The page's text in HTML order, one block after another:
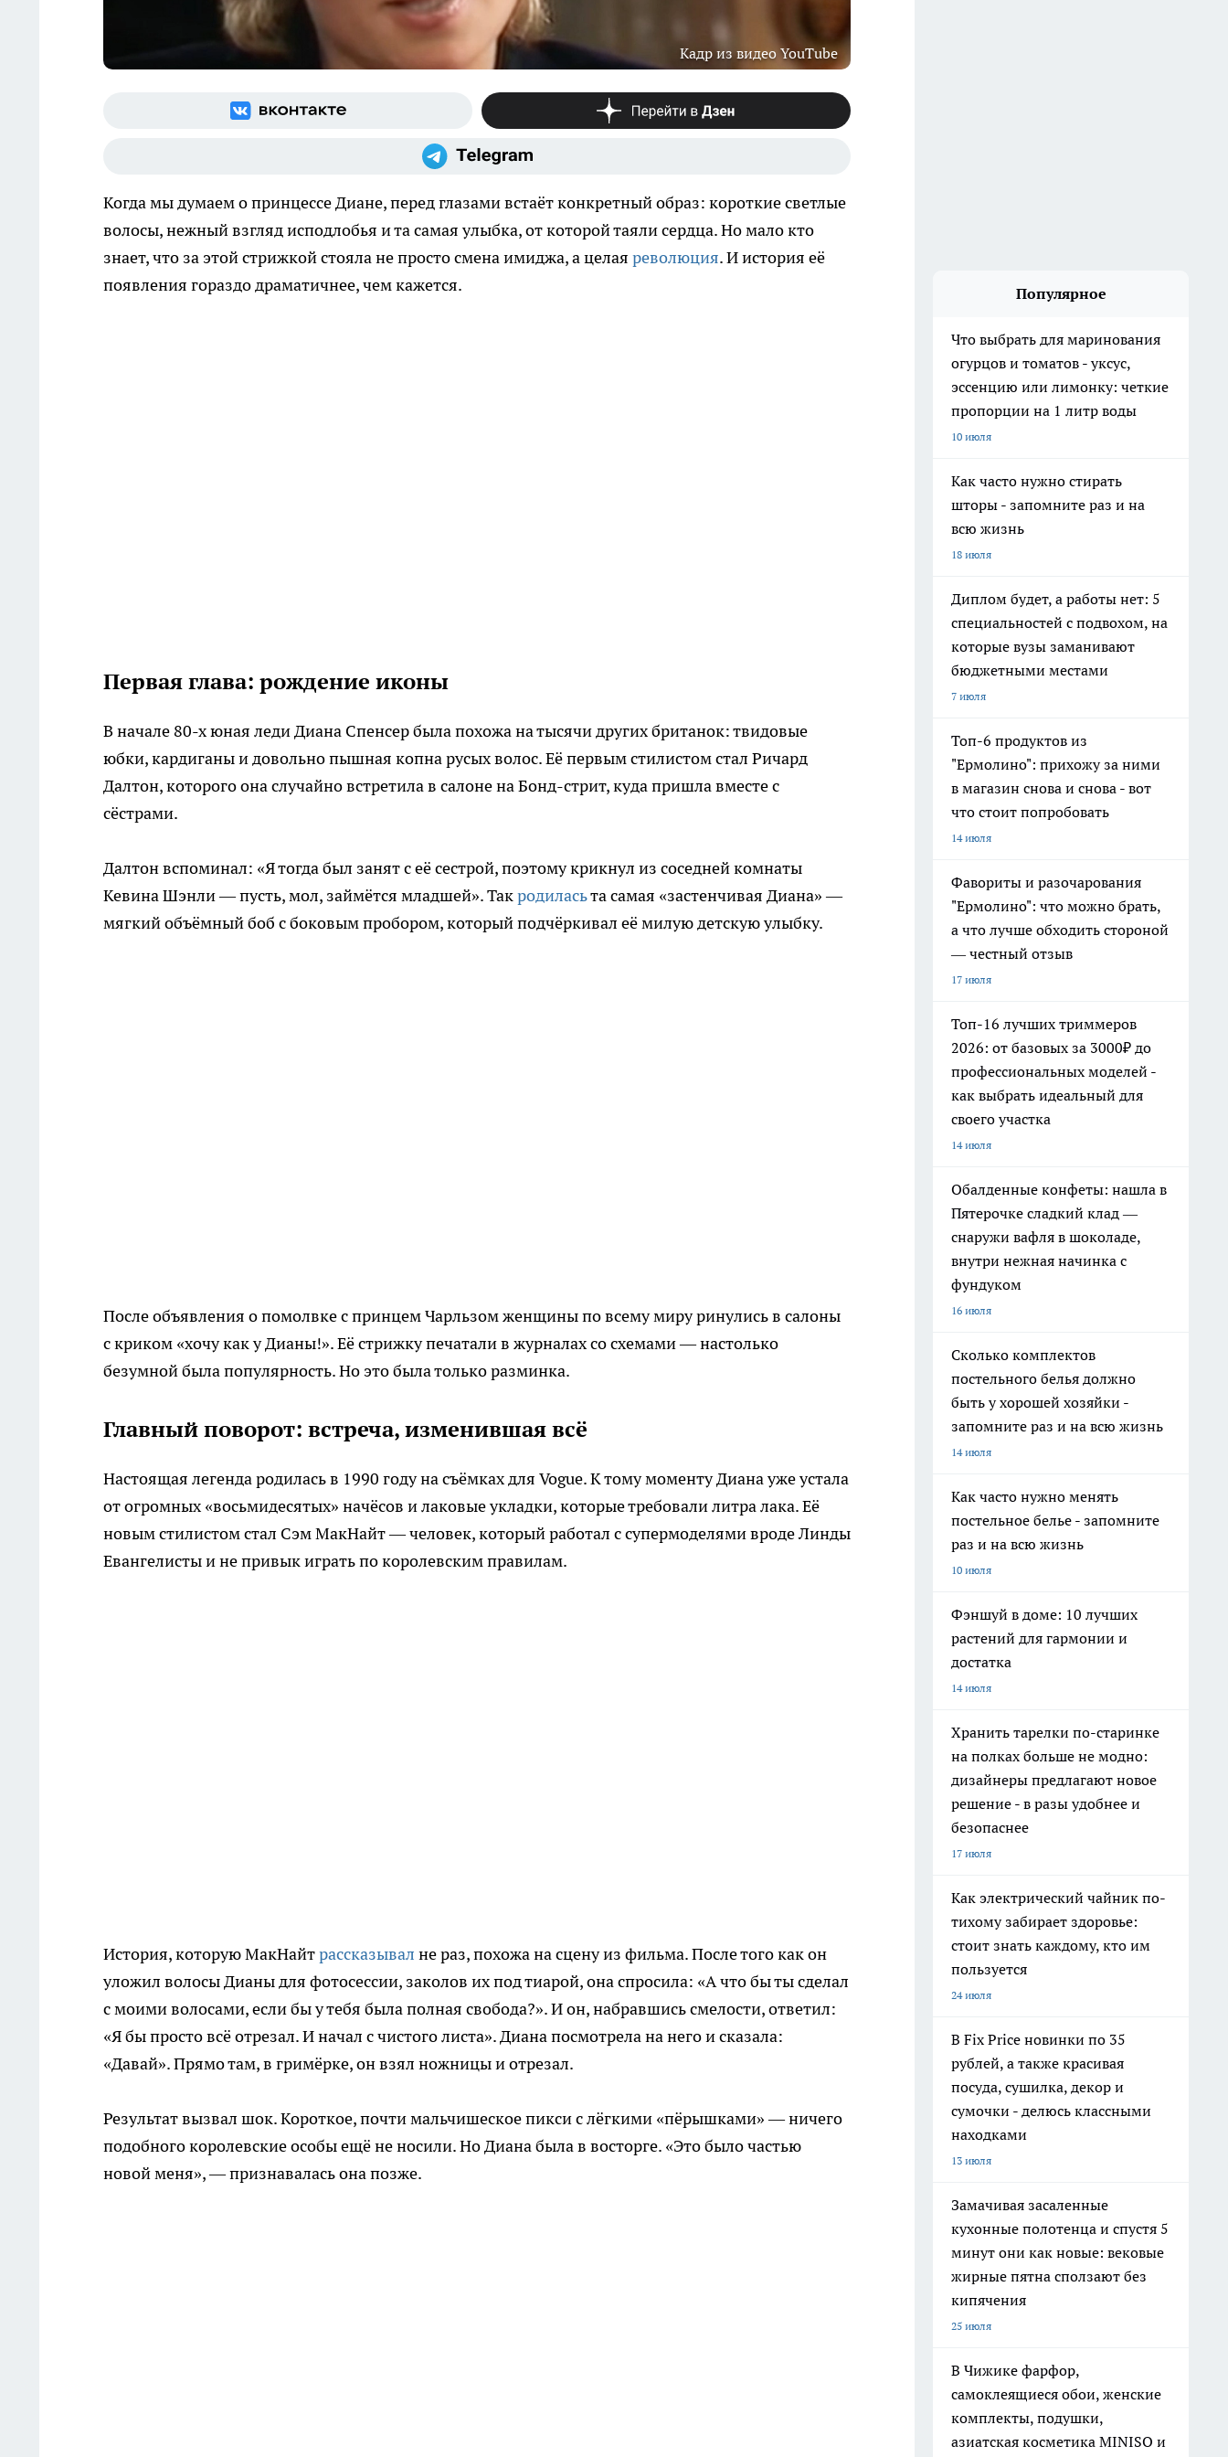
Кадр из видео YouTube
Когда мы думаем о принцессе Диане, перед глазами встаёт конкретный образ: короткие светлые
волосы, нежный взгляд исподлобья и та самая улыбка, от которой таяли сердца. Но мало кто
знает, что за этой стрижкой стояла не просто смена имиджа, а целая революция. И история её
появления гораздо драматичнее, чем кажется.
Первая глава: рождение иконы
В начале 80-х юная леди Диана Спенсер была похожа на тысячи других британок: твидовые
юбки, кардиганы и довольно пышная копна русых волос. Её первым стилистом стал Ричард
Далтон, которого она случайно встретила в салоне на Бонд-стрит, куда пришла вместе с
сёстрами.
Далтон вспоминал: «Я тогда был занят с её сестрой, поэтому крикнул из соседней комнаты
Кевина Шэнли — пусть, мол, займётся младшей». Такродиласьта самая «застенчивая Диана» —
мягкий объёмный боб с боковым пробором, который подчёркивал её милую детскую улыбку.
После объявления о помолвке с принцем Чарльзом женщины по всему миру ринулись в салоны
с криком «хочу как у Дианы!». Её стрижку печатали в журналах со схемами — настолько
безумной была популярность. Но это была только разминка.
Главный поворот: встреча, изменившая всё
Настоящая легенда родилась в 1990 году на съёмках для Vogue. К тому моменту Диана уже устала
от огромных «восьмидесятых» начёсов и лаковые укладки, которые требовали литра лака. Её
новым стилистом стал Сэм МакНайт — человек, который работал с супермоделями вроде Линды
Евангелисты и не привык играть по королевским правилам.
История, которую МакНайтрассказывал не раз, похожа на сцену из фильма. После того как он
уложил волосы Дианы для фотосессии, заколов их под тиарой, она спросила: «А что бы ты сделал
с моими волосами, если бы у тебя была полная свобода?». И он, набравшись смелости, ответил:
«Я бы просто всё отрезал. И начал с чистого листа». Диана посмотрела на него и сказала:
«Давай». Прямо там, в гримёрке, он взял ножницы и отрезал.
Результат вызвал шок. Короткое, почти мальчишеское пикси с лёгкими «пёрышками» — ничего
подобного королевские особы ещё не носили. Но Диана была в восторге. «Это было частью
новой меня», — признавалась она позже.
Популярное
Что выбрать для маринования
огурцов и томатов - уксус,
эссенцию или лимонку: четкие
пропорции на 1 литр воды
10 июля
Как часто нужно стирать
шторы - запомните раз и на
всю жизнь
18 июля
Диплом будет, а работы нет: 5
специальностей с подвохом, на
которые вузы заманивают
бюджетными местами
7 июля
Топ-6 продуктов из
"Ермолино": прихожу за ними
в магазин снова и снова - вот
что стоит попробовать
14 июля
Фавориты и разочарования
"Ермолино": что можно брать,
а что лучше обходить стороной
— честный отзыв
17 июля
Топ-16 лучших триммеров
2026: от базовых за 3000₽ до
профессиональных моделей -
как выбрать идеальный для
своего участка
14 июля
Обалденные конфеты: нашла в
Пятерочке сладкий клад —
снаружи вафля в шоколаде,
внутри нежная начинка с
фундуком
16 июля
Сколько комплектов
постельного белья должно
быть у хорошей хозяйки -
запомните раз и на всю жизнь
14 июля
Как часто нужно менять
постельное белье - запомните
раз и на всю жизнь
10 июля
Фэншуй в доме: 10 лучших
растений для гармонии и
достатка
14 июля
Хранить тарелки по-старинке
на полках больше не модно:
дизайнеры предлагают новое
решение - в разы удобнее и
безопаснее
17 июля
Как электрический чайник по-
тихому забирает здоровье:
стоит знать каждому, кто им
пользуется
24 июля
В Fix Price новинки по 35
рублей, а также красивая
посуда, сушилка, декор и
сумочки - делюсь классными
находками
13 июля
Замачивая засаленные
кухонные полотенца и спустя 5
минут они как новые: вековые
жирные пятна сползают без
кипячения
25 июля
В Чижике фарфор,
самоклеящиеся обои, женские
комплекты, подушки,
азиатская косметика MINISO и